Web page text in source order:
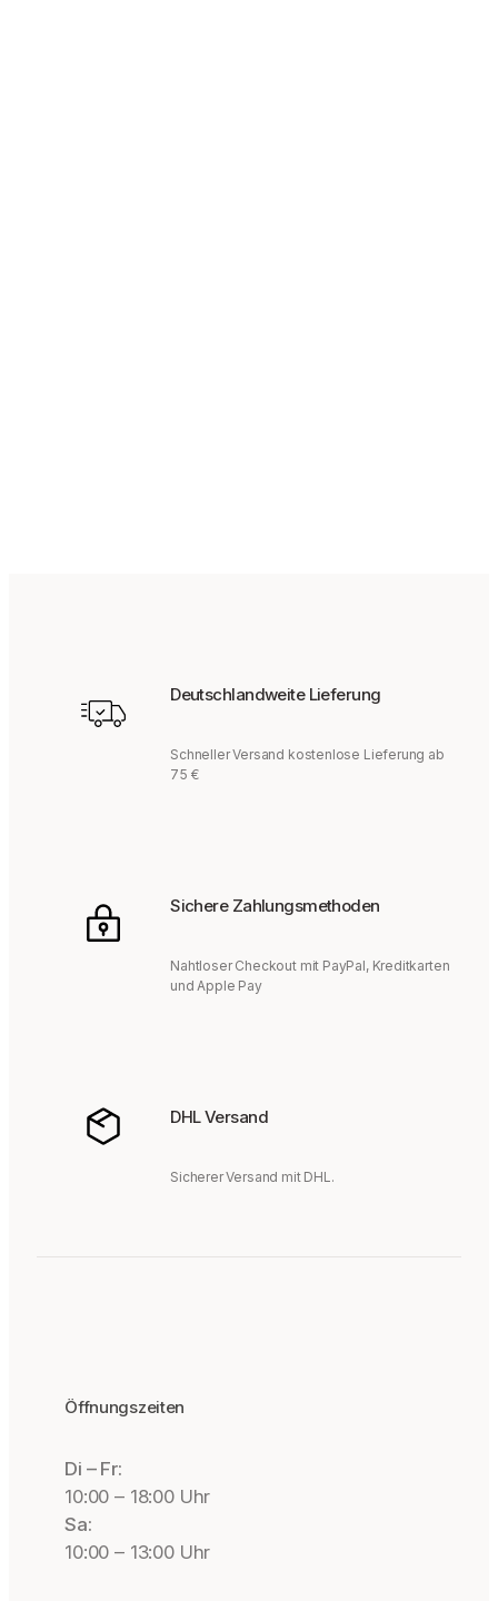
Deutschlandweite Lieferung
Schneller Versand kostenlose Lieferung ab
75 €
Sichere Zahlungsmethoden
Nahtloser Checkout mit PayPal, Kreditkarten
und Apple Pay
DHL Versand
Sicherer Versand mit DHL.
Öffnungszeiten
Di – Fr:
10:00 – 18:00 Uhr
Sa:
10:00 – 13:00 Uhr